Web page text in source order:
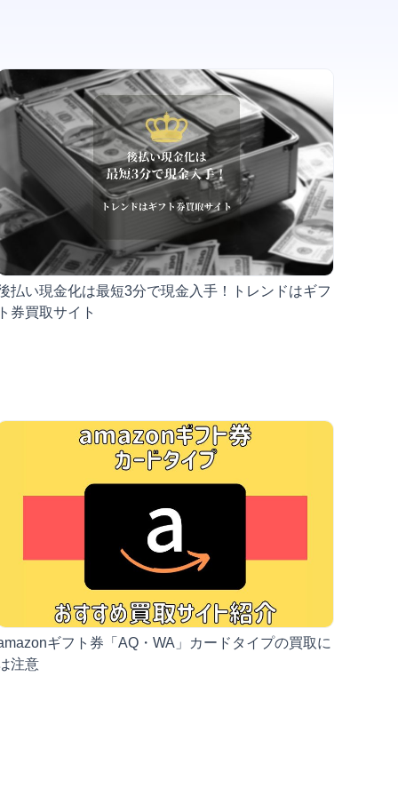
払い現金化は最短3分で現金入手！トレンドはギフ
ト券買取サイト
ギフト券「AQ・WA」カードタイプの買取に
注意